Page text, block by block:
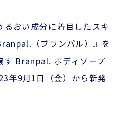
るおい成分に着目したスキ
（ブランパル）』を
す Branpal. ボディソープ
年9月1日（金）から新発